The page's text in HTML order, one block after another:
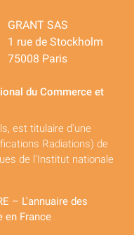
GRANT SAS
1 rue de Stockholm
75008 Paris
du Commerce et
est titulaire d'une
Radiations) de
de l'Institut nationale
– L'annuaire des
en France